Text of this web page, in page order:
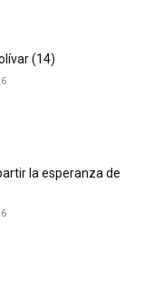
(14)
la esperanza de